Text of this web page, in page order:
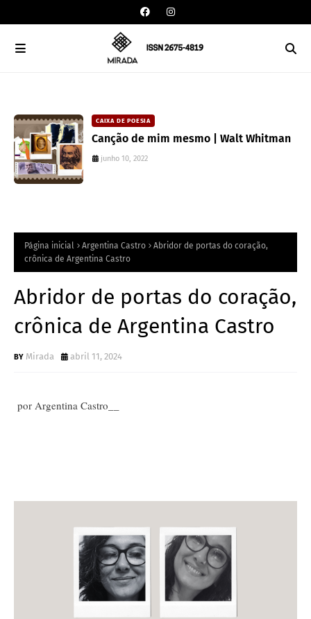
CAIXA DE POESIA
Canção de mim mesmo | Walt Whitman
junho 10, 2022
Página inicial Argentina Castro
Abridor de portas do coração,
crônica de Argentina Castro
Abridor de portas do coração,
crônica de Argentina Castro
Mirada abril 11, 2024
por Argentina Castro__